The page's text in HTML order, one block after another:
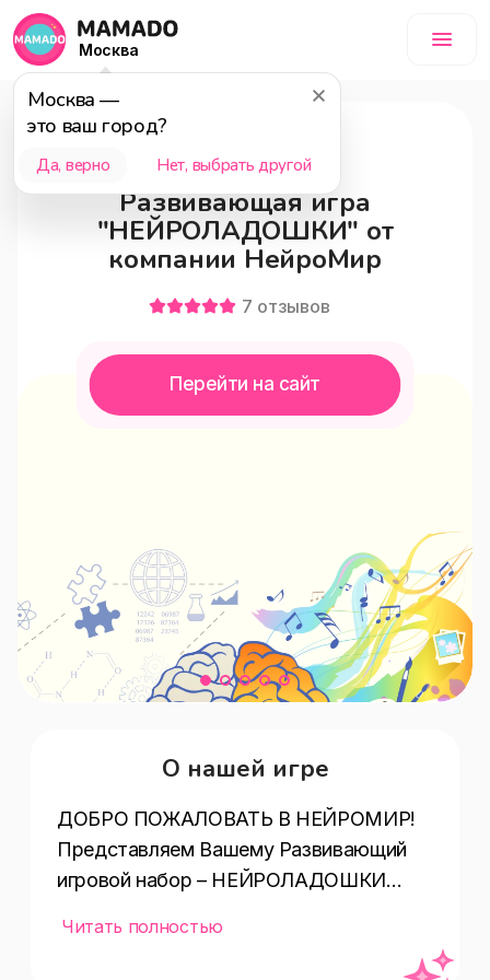
Москва
Москва —
это ваш город?
Да, верно Нет, выбрать другой
Развивающая игра
"НЕЙРОЛАДОШКИ" от
компании НейроМир
7 отзывов
Перейти на сайт
О нашей игре
ДОБРО ПОЖАЛОВАТЬ В НЕЙРОМИР!
Представляем Вашему Развивающий
игровой набор – НЕЙРОЛАДОШКИ
Читать полностью